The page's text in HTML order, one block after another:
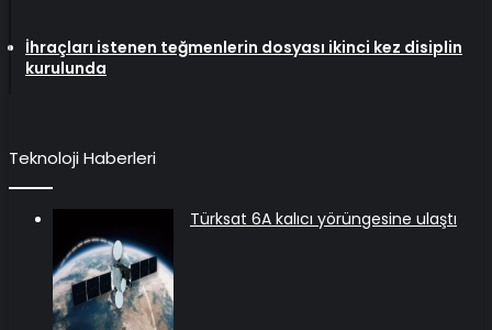
İhraçları istenen teğmenlerin dosyası ikinci kez disiplin
kurulunda
Teknoloji Haberleri
Türksat 6A kalıcı yörüngesine ulaştı